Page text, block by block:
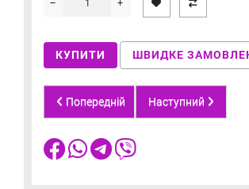
КУПИТИ ШВИДКЕ
Попередній Наступний